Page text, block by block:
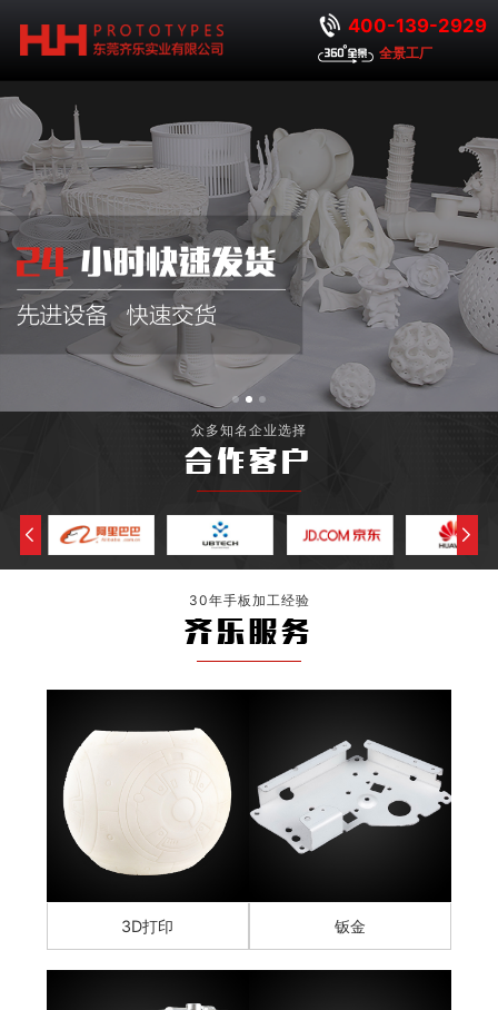
400-139-2929
全景工厂
众多知名企业选择
合作客户
30年手板加工经验
齐乐服务
3D打印 钣金